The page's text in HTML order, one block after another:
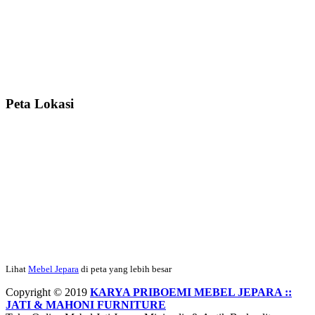
duconya bagus pak,...
Peta Lokasi
Lihat Mebel Jepara di peta yang lebih besar
Copyright © 2019 KARYA PRIBOEMI MEBEL JEPARA ::
JATI & MAHONI FURNITURE